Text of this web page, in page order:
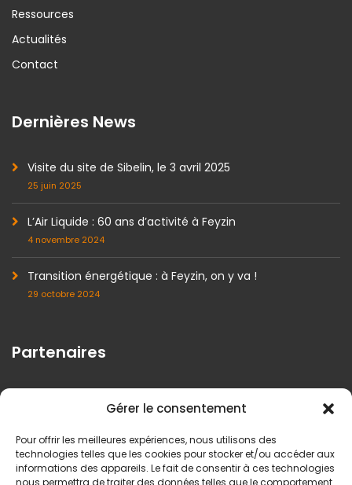
Gérer le consentement
Pour offrir les meilleures expériences, nous utilisons des
technologies telles que les cookies pour stocker et/ou accéder aux
informations des appareils. Le fait de consentir à ces technologies
nous permettra de traiter des données telles que le comportement
Ressources
Actualités
Contact
Dernières News
Visite du site de Sibelin, le 3 avril 2025
25 juin 2025
L’Air Liquide : 60 ans d’activité à Feyzin
4 novembre 2024
Transition énergétique : à Feyzin, on y va !
29 octobre 2024
Partenaires